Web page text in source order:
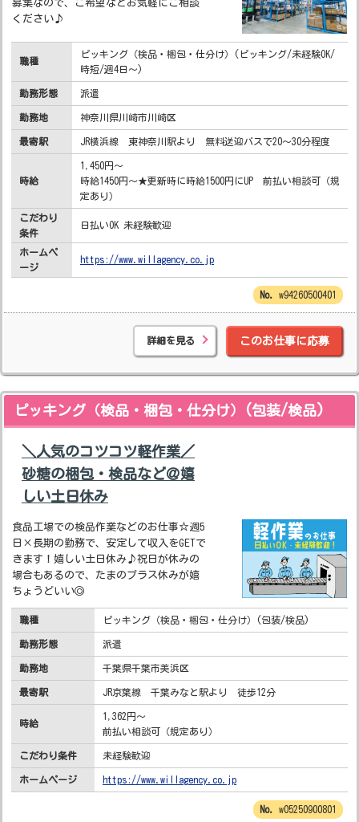
募集なので、ご希望などお気軽にご相談
ください♪
職種
ピッキング（検品・梱包・仕分け）(ピッキング/未経験OK/
時短/週4日～)
勤務形態 派遣
勤務地 神奈川県川崎市川崎区
最寄駅 JR横浜線 東神奈川駅より 無料送迎バスで20～30分程度
時給
1,450円～
時給1450円～★更新時に時給1500円にUP 前払い相談可（規
定あり）
こだわり
条件
日払いOK 未経験歓迎
ホームペ
ージ
https://www.willagency.co.jp
w94260500401
詳細を見る このお仕事に応募
ピッキング（検品・梱包・仕分け）(包装/検品)
＼人気のコツコツ軽作業／
砂糖の梱包・検品など＠嬉
しい土日休み
食品工場での検品作業などのお仕事☆週5
日×長期の勤務で、安定して収入をGETで
きます！嬉しい土日休み♪祝日が休みの
場合もあるので、たまのプラス休みが嬉
ちょうどいい◎
職種 ピッキング（検品・梱包・仕分け）(包装/検品)
勤務形態 派遣
勤務地 千葉県千葉市美浜区
最寄駅 JR京葉線 千葉みなと駅より 徒歩12分
時給
1,362円～
前払い相談可（規定あり）
こだわり条件 未経験歓迎
ホームページ https://www.willagency.co.jp
w05250900801